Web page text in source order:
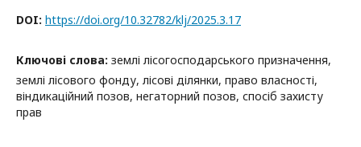
DOI: https://doi.org/10.32782/klj/2025.3.17
Ключові слова: землі лісогосподарського призначення,
землі лісового фонду, лісові ділянки, право власності,
віндикаційний позов, негаторний позов, спосіб захисту
прав